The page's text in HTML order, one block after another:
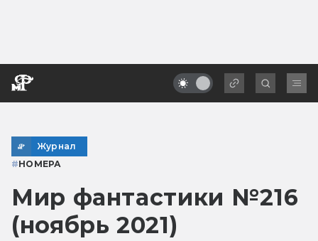
Журнал
#НОМЕРА
Мир фантастики №216
(ноябрь 2021)